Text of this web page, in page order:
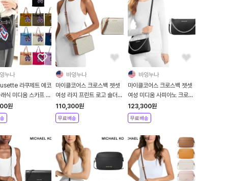
누나
라쿠제트 에코
식 미디움 스카프 친
론 토트백 가방
원
바잉누나
마이클코어스 크로스백 젯셋
여성 라지 프린트 로고 숄더백
가방
110,300원
무료배송
바잉누나
마이클코어스 크로스백 젯셋
여성 미디움 사피아노 크로스
바디 가죽 가방
123,300원
무료배송